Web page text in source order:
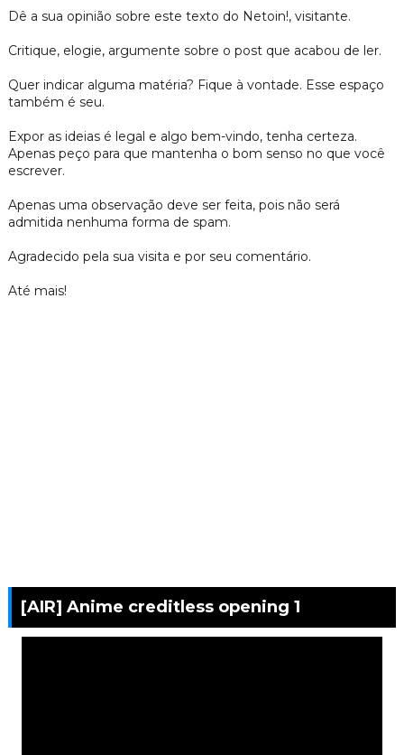
Dê a sua opinião sobre este texto do Netoin!, visitante.
Critique, elogie, argumente sobre o post que acabou de ler.
Quer indicar alguma matéria? Fique à vontade. Esse espaço
também é seu.
Expor as ideias é legal e algo bem-vindo, tenha certeza.
Apenas peço para que mantenha o bom senso no que você
escrever.
Apenas uma observação deve ser feita, pois não será
admitida nenhuma forma de spam.
Agradecido pela sua visita e por seu comentário.
Até mais!
[AIR] Anime creditless opening 1